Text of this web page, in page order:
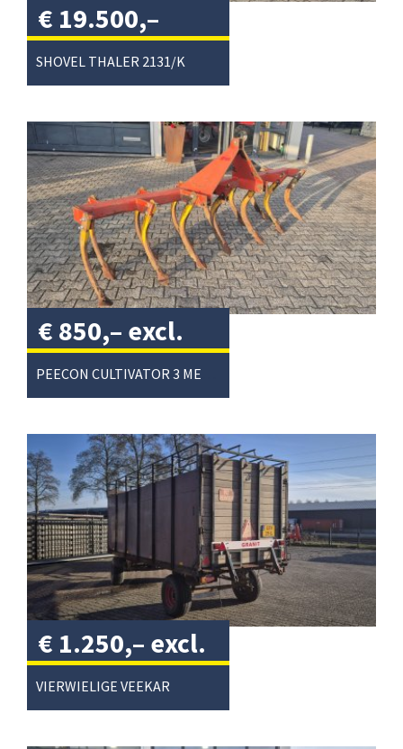
SHOVEL THALER 2131/K
€ 19.500,–
excl. btw/
€ 850,– excl.
btw/
VIERWIELIGE VEEKAR
€ 1.250,– excl.
btw/